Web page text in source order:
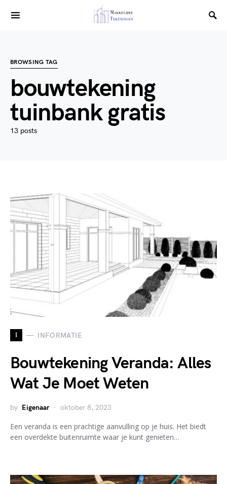
BROWSING TAG
bouwtekening
tuinbank gratis
13 posts
I INFORMATIE
Bouwtekening Veranda: Alles
Wat Je Moet Weten
by Eigenaar oktober 8, 2023
Een veranda is een prachtige aanvulling op je huis. Het biedt
een overdekte buitenruimte waar je kunt genieten…